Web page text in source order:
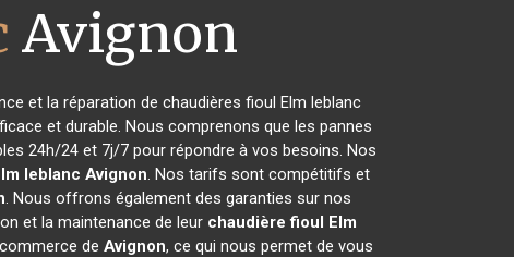
Avignon
et la réparation de chaudières fioul Elm leblanc
et durable. Nous comprenons que les pannes
24h/24 et 7j/7 pour répondre à vos besoins. Nos
leblanc Avignon. Nos tarifs sont compétitifs et
. Nous offrons également des garanties sur nos
et la maintenance de leur chaudière fioul Elm
de Avignon, ce qui nous permet de vous